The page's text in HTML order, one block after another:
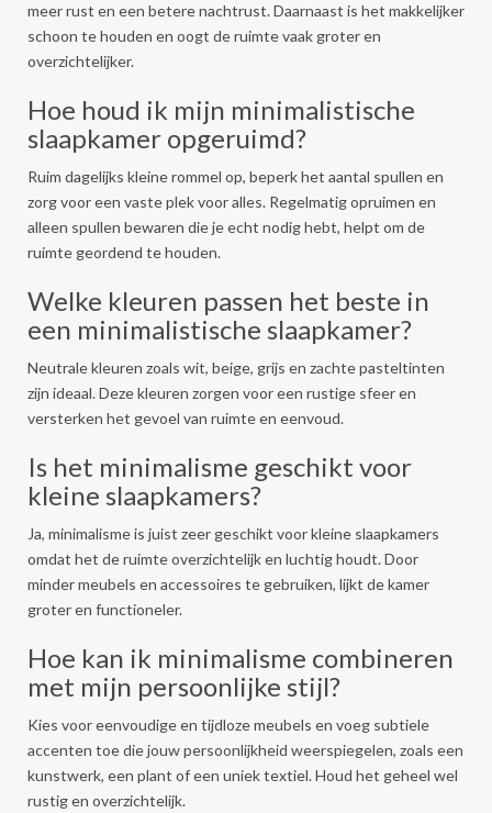
meer rust en een betere nachtrust. Daarnaast is het makkelijker
schoon te houden en oogt de ruimte vaak groter en
overzichtelijker.
Hoe houd ik mijn minimalistische
slaapkamer opgeruimd?
Ruim dagelijks kleine rommel op, beperk het aantal spullen en
zorg voor een vaste plek voor alles. Regelmatig opruimen en
alleen spullen bewaren die je echt nodig hebt, helpt om de
ruimte geordend te houden.
Welke kleuren passen het beste in
een minimalistische slaapkamer?
Neutrale kleuren zoals wit, beige, grijs en zachte pasteltinten
zijn ideaal. Deze kleuren zorgen voor een rustige sfeer en
versterken het gevoel van ruimte en eenvoud.
Is het minimalisme geschikt voor
kleine slaapkamers?
Ja, minimalisme is juist zeer geschikt voor kleine slaapkamers
omdat het de ruimte overzichtelijk en luchtig houdt. Door
minder meubels en accessoires te gebruiken, lijkt de kamer
groter en functioneler.
Hoe kan ik minimalisme combineren
met mijn persoonlijke stijl?
Kies voor eenvoudige en tijdloze meubels en voeg subtiele
accenten toe die jouw persoonlijkheid weerspiegelen, zoals een
kunstwerk, een plant of een uniek textiel. Houd het geheel wel
rustig en overzichtelijk.